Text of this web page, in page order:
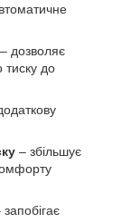
– дозволяє
тиску до
– збільшує
запобігає